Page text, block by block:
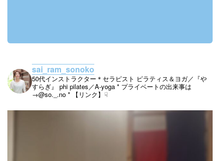
sai_ram_sonoko
50代インストラクター＊セラピスト ピラティス＆ヨガ／『や
すらぎ』
phi pilates／A-yoga * プライベートの出来事は
→@so._.no * 【リンク】☟